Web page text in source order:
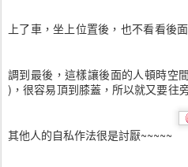
上了車，坐上位置後，也不看看後
調到最後，這樣讓後面的人頓時空
)，很容易頂到膝蓋，所以就又要往
其他人的自私作法很是討厭~~~~~